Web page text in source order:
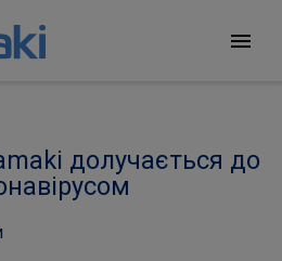
menu
долучається до